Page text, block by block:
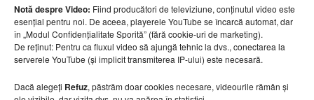
Notă despre Video: Fiind producători de televiziune, conținutul video este
esențial pentru noi. De aceea, playerele YouTube se încarcă automat, dar
în „Modul Confidențialitate Sporită” (fără cookie-uri de marketing).
De reținut: Pentru ca fluxul video să ajungă tehnic la dvs., conectarea la
serverele YouTube (și implicit transmiterea IP-ului) este necesară.
Dacă alegeți Refuz, păstrăm doar cookies necesare, videourile rămân și
OPINII & ANALIZE
43
Articole recomandate
Mobilier rezistent la soare și temperaturi
10 august 2026